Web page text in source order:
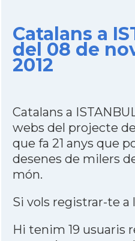
Catalans a
del 08 de
2012
Catalans a
webs del projecte
que fa 21 anys que
desenes de milers
món.
Si vols registrar-te a
Hi tenim 19 usuaris